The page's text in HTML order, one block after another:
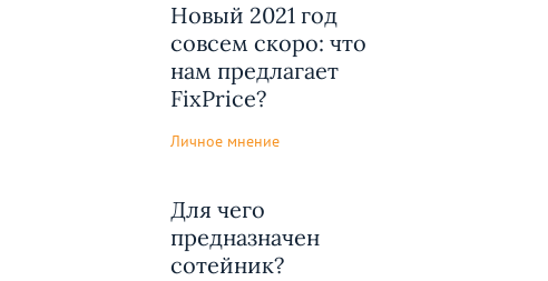
Новый 2021 год
совсем скоро: что
нам предлагает
FixPrice?
Личное мнение
Для чего
предназначен
сотейник?